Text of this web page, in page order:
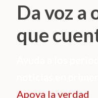
Da voz a
que
Apoya la verdad